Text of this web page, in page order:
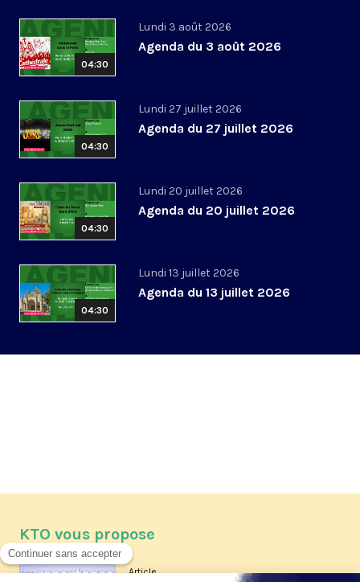
04:30
Lundi 3 août 2026
Agenda du 3 août 2026
04:30
Lundi 27 juillet 2026
Agenda du 27 juillet 2026
04:30
Lundi 20 juillet 2026
Agenda du 20 juillet 2026
04:30
Lundi 13 juillet 2026
Agenda du 13 juillet 2026
KTO vous propose
Article